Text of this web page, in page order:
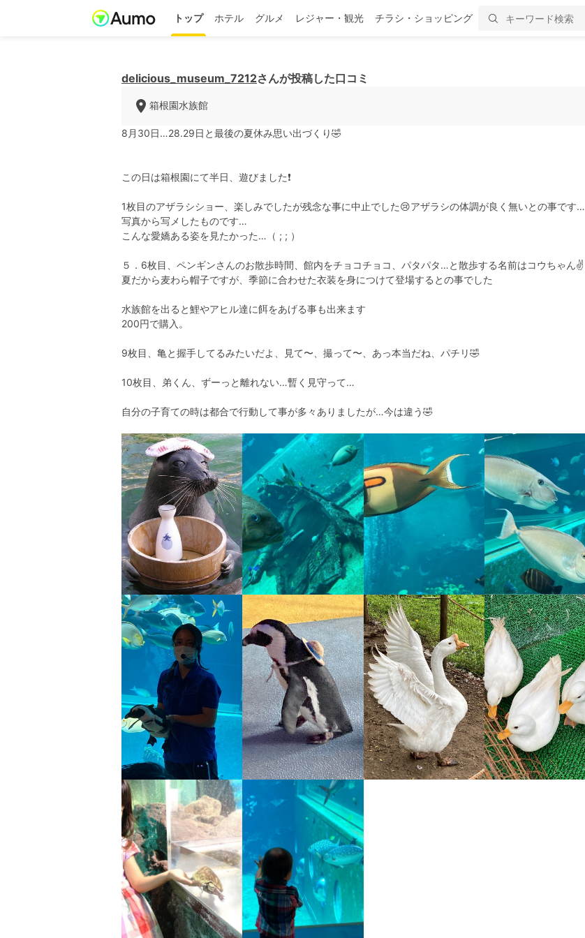
トップ ホテル グルメ レジャー・観光 チラシ・ショッピング
delicious_museum_7212さんが投稿した口コミ
箱根園水族館
8月30日…28.29日と最後の夏休み思い出づくり🤣
この日は箱根園にて半日、遊びました❗️
1枚目のアザラシショー、楽しみでしたが残念な事に中止でした😢アザラシの体調が良く無いとの事です…
写真から写メしたものです…
こんな愛嬌ある姿を見たかった…（ ; ; ）
５．6枚目、ペンギンさんのお散歩時間、館内をチョコチョコ、パタパタ…と散歩する名前はコウちゃん✌️
夏だから麦わら帽子ですが、季節に合わせた衣装を身につけて登場するとの事でした
水族館を出ると鯉やアヒル達に餌をあげる事も出来ます
200円で購入。
9枚目、亀と握手してるみたいだよ、見て〜、撮って〜、あっ本当だね、パチリ🤣
10枚目、弟くん、ずーっと離れない…暫く見守って…
自分の子育ての時は都合で行動して事が多々ありましたが…今は違う🤣